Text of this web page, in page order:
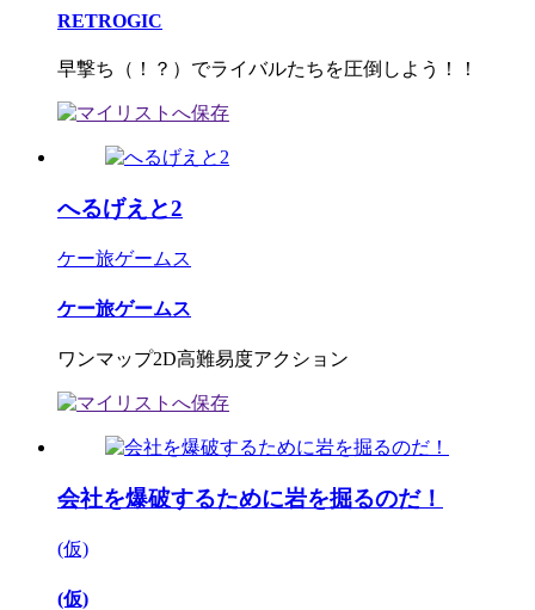
RETROGIC
早撃ち（！？）でライバルたちを圧倒しよう！！
へるげえと2
ケー旅ゲームス
ケー旅ゲームス
ワンマップ2D高難易度アクション
会社を爆破するために岩を掘るのだ！
(仮)
(仮)